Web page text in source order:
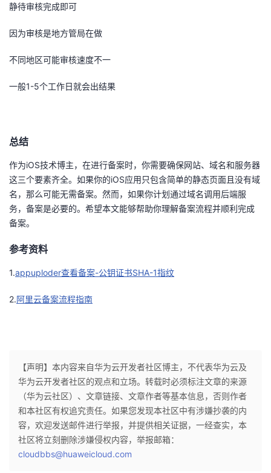
静待审核完成即可
因为审核是地方管局在做
不同地区可能审核速度不一
一般1-5个工作日就会出结果
总结
作为iOS技术博主，在进行备案时，你需要确保网站、域名和服务器
这三个要素齐全。如果你的iOS应用只包含简单的静态页面且没有域
名，那么可能无需备案。然而，如果你计划通过域名调用后端服
务，备案是必要的。希望本文能够帮助你理解备案流程并顺利完成
备案。
参考资料
1.appuploder查看备案-公钥证书SHA-1指纹
2.阿里云备案流程指南
【声明】本内容来自华为云开发者社区博主，不代表华为云及
华为云开发者社区的观点和立场。转载时必须标注文章的来源
（华为云社区）、文章链接、文章作者等基本信息，否则作者
和本社区有权追究责任。如果您发现本社区中有涉嫌抄袭的内
容，欢迎发送邮件进行举报，并提供相关证据，一经查实，本
社区将立刻删除涉嫌侵权内容，举报邮箱：
cloudbbs@huaweicloud.com